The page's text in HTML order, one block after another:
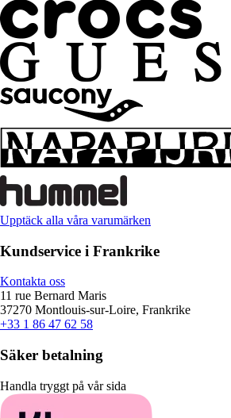
Upptäck alla våra varumärken
Kundservice i Frankrike
Kontakta oss
11 rue Bernard Maris
37270 Montlouis-sur-Loire, Frankrike
+33 1 86 47 62 58
Säker betalning
Handla tryggt på vår sida